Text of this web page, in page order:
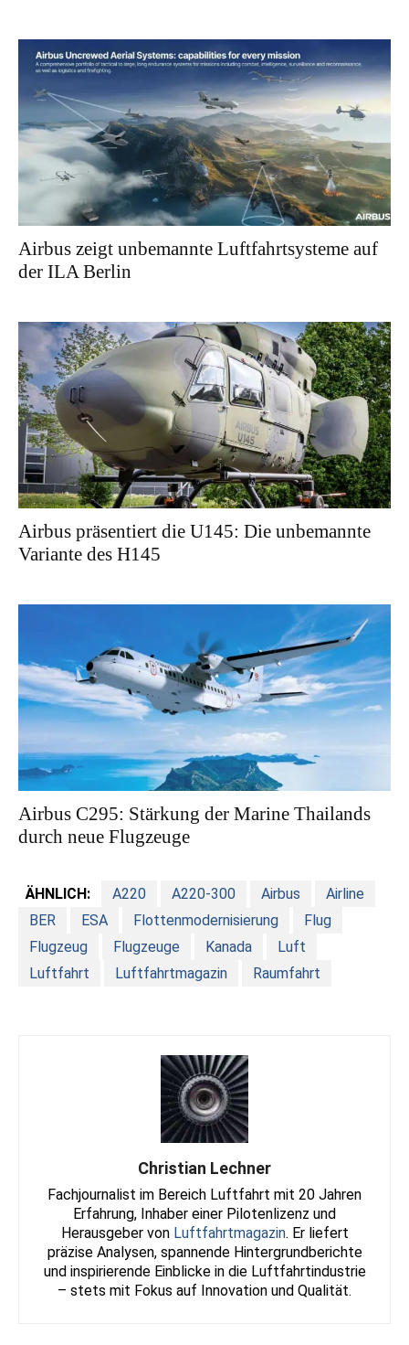
Airbus zeigt unbemannte Luftfahrtsysteme auf
der ILA Berlin
Airbus präsentiert die U145: Die unbemannte
Variante des H145
Airbus C295: Stärkung der Marine Thailands
durch neue Flugzeuge
ÄHNLICH: A220 A220-300 Airbus
Airline
BER
ESA Flottenmodernisierung
Flug
Flugzeug
Flugzeuge Kanada
Luft
Luftfahrt
Luftfahrtmagazin Raumfahrt
Christian Lechner
Fachjournalist im Bereich Luftfahrt mit 20 Jahren
Erfahrung, Inhaber einer Pilotenlizenz und
Herausgeber von Luftfahrtmagazin. Er liefert
präzise Analysen, spannende Hintergrundberichte
und inspirierende Einblicke in die Luftfahrtindustrie
– stets mit Fokus auf Innovation und Qualität.